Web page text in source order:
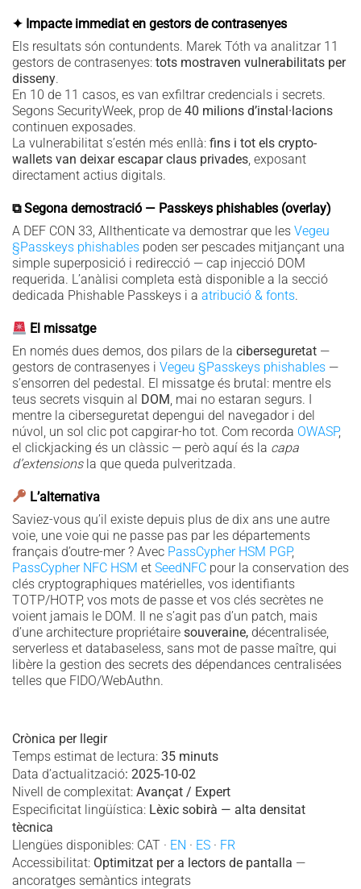
✦ Impacte immediat en gestors de contrasenyes
Els resultats són contundents. Marek Tóth va analitzar 11
gestors de contrasenyes: tots mostraven vulnerabilitats per
disseny.
En 10 de 11 casos, es van exfiltrar credencials i secrets.
Segons SecurityWeek, prop de 40 milions d’instal·lacions
continuen exposades.
La vulnerabilitat s’estén més enllà: fins i tot els crypto-
wallets van deixar escapar claus privades, exposant
directament actius digitals.
⧉ Segona demostració — Passkeys phishables (overlay)
A DEF CON 33, Allthenticate va demostrar que les Vegeu
§Passkeys phishables poden ser pescades mitjançant una
simple superposició i redirecció — cap injecció DOM
requerida. L’anàlisi completa està disponible a la secció
dedicada Phishable Passkeys i a atribució & fonts.
El missatge
En només dues demos, dos pilars de la ciberseguretat —
gestors de contrasenyes i Vegeu §Passkeys phishables —
s’ensorren del pedestal. El missatge és brutal: mentre els
teus secrets visquin al DOM, mai no estaran segurs. I
mentre la ciberseguretat depengui del navegador i del
núvol, un sol clic pot capgirar-ho tot. Com recorda OWASP,
el clickjacking és un clàssic — però aquí és la capa
d’extensionsla que queda pulveritzada.
L’alternativa
Saviez-vous qu’il existe depuis plus de dix ans une autre
voie, une voie qui ne passe pas par les départements
français d’outre-mer ? Avec PassCypher HSM PGP,
PassCypher NFC HSM et SeedNFC pour la conservation des
clés cryptographiques matérielles, vos identifiants
TOTP/HOTP, vos mots de passe et vos clés secrètes ne
voient jamais le DOM. Il ne s’agit pas d’un patch, mais
d’une architecture propriétaire souveraine, décentralisée,
serverless et databaseless, sans mot de passe maître, qui
libère la gestion des secrets des dépendances centralisées
telles que FIDO/WebAuthn.
Crònica per llegir
Temps estimat de lectura: 35 minuts
Data d’actualització: 2025-10-02
Nivell de complexitat: Avançat / Expert
Especificitat lingüística: Lèxic sobirà — alta densitat
tècnica
Llengües disponibles: CAT · EN · ES · FR
Accessibilitat: Optimitzat per a lectors de pantalla —
ancoratges semàntics integrats